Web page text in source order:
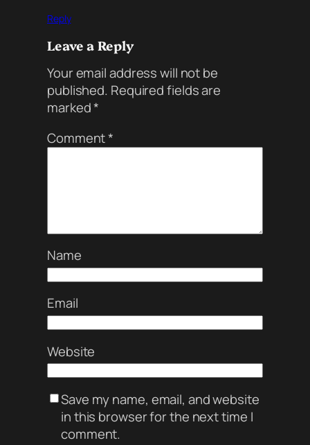
Reply
Leave a Reply
Your email address will not be
published. Required fields are
marked*
Comment*
Name
Email
Website
Save my name, email, and website
in this browser for the next time I
comment.